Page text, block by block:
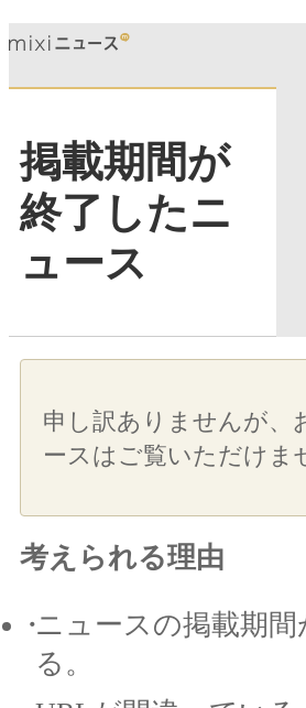
掲載期間が
終了したニ
ュース
申し訳ありませんが、
ースはご覧いただけま
考えられる理由
ニュースの掲載期
る。